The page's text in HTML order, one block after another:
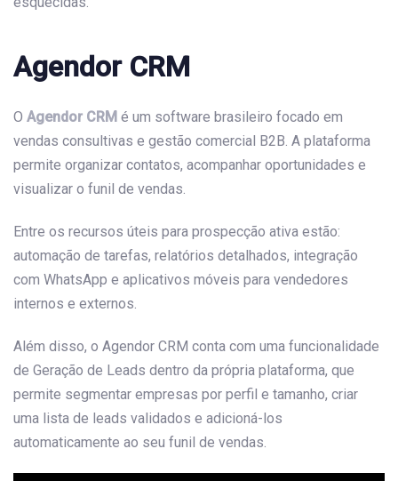
Agendor CRM
O Agendor CRM é um software brasileiro focado em
vendas consultivas e gestão comercial B2B. A plataforma
permite organizar contatos, acompanhar oportunidades e
visualizar o funil de vendas.
Entre os recursos úteis para prospecção ativa estão:
automação de tarefas, relatórios detalhados, integração
com WhatsApp e aplicativos móveis para vendedores
internos e externos.
Além disso, o Agendor CRM conta com uma funcionalidade
de Geração de Leads dentro da própria plataforma, que
permite segmentar empresas por perfil e tamanho, criar
uma lista de leads validados e adicioná-los
automaticamente ao seu funil de vendas.